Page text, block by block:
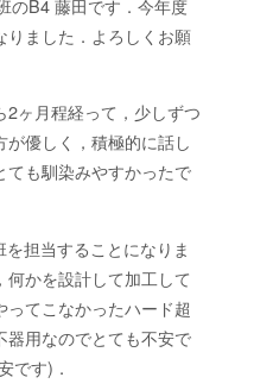
C
M
E
のB4 藤田です．今年度
ました．よろしくお願
ヶ月程経って，少しずつ
優しく，積極的に話し
も馴染みやすかったで
担当することになりま
何かを設計して加工して
てこなかったハード超
用なのでとても不安で
です)．